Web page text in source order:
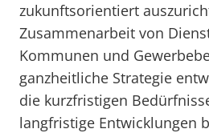
zukunftsorientiert
Zusammenarbeit von
Kommunen und
ganzheitliche Strategie
die kurzfristigen
langfristige Entwicklungen